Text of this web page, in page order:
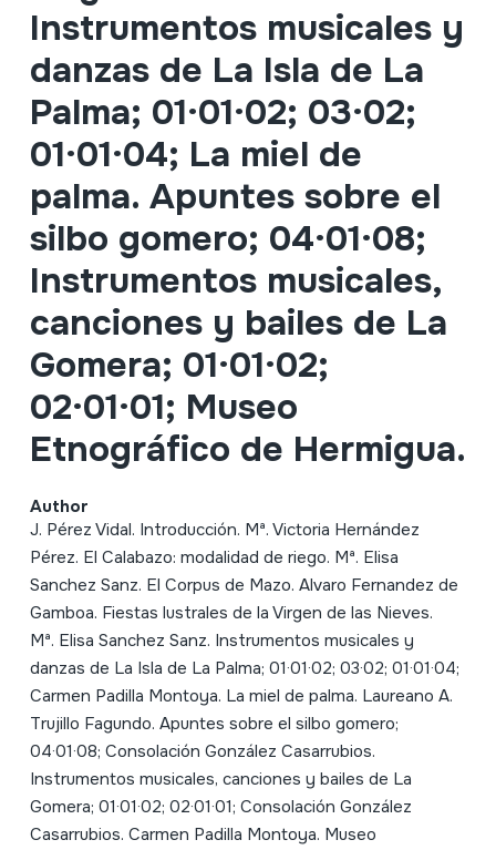
Instrumentos musicales y
danzas de La Isla de La
Palma; 01·01·02; 03·02;
01·01·04; La miel de
palma. Apuntes sobre el
silbo gomero; 04·01·08;
Instrumentos musicales,
canciones y bailes de La
Gomera; 01·01·02;
02·01·01; Museo
Etnográfico de Hermigua.
Author
J. Pérez Vidal. Introducción. Mª. Victoria Hernández
Pérez. El Calabazo: modalidad de riego. Mª. Elisa
Sanchez Sanz. El Corpus de Mazo. Alvaro Fernandez de
Gamboa. Fiestas lustrales de la Virgen de las Nieves.
Mª. Elisa Sanchez Sanz. Instrumentos musicales y
danzas de La Isla de La Palma; 01·01·02; 03·02; 01·01·04;
Carmen Padilla Montoya. La miel de palma. Laureano A.
Trujillo Fagundo. Apuntes sobre el silbo gomero;
04·01·08; Consolación González Casarrubios.
Instrumentos musicales, canciones y bailes de La
Gomera; 01·01·02; 02·01·01; Consolación González
Casarrubios. Carmen Padilla Montoya. Museo